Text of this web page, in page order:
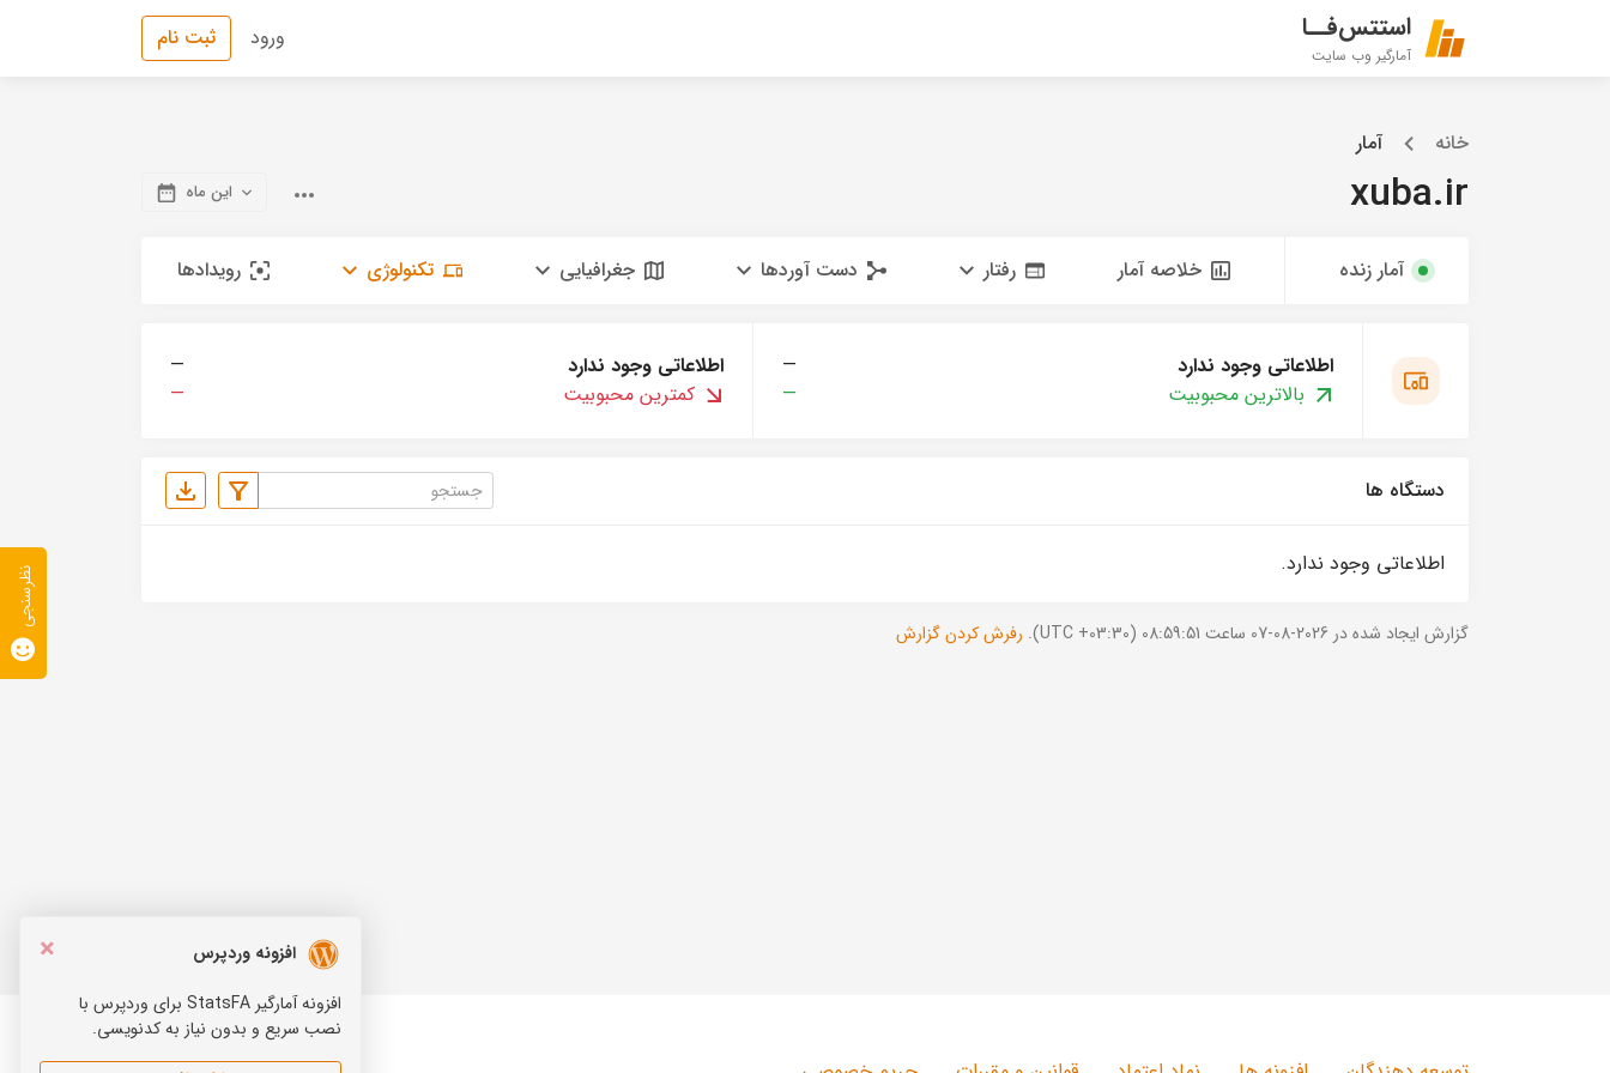
استتس‌فــا
آمارگیر وب سایت
ورود ثبت نام
خانه آمار
xuba.ir این ماه
آمار زنده خلاصه آمار رفتار دست آوردها جغرافیایی تکنولوژی رویدادها
اطلاعاتی وجود ندارد
—
بالاترین محبوبیت
—
اطلاعاتی وجود ندارد
—
کمترین محبوبیت
—
دستگاه ها
اطلاعاتی وجود ندارد.
گزارش ایجاد شده در 2026-08-07 ساعت 08:59:51 (UTC +03:30). رفرش کردن گزارش
×
افزونه وردپرس
افزونه آمارگیر StatsFA برای وردپرس با
نصب سریع و بدون نیاز به کدنویسی.
نظرسنجی